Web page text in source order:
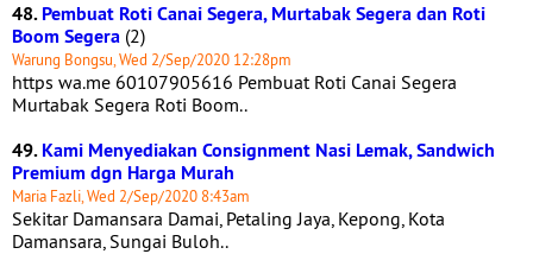
48.Pembuat Roti Canai Segera, Murtabak Segera dan Roti
Boom Segera (2)
Warung Bongsu, Wed 2/Sep/2020 12:28pm
https wa.me 60107905616 Pembuat Roti Canai Segera
Murtabak Segera Roti Boom..
49.Kami Menyediakan Consignment Nasi Lemak, Sandwich
Premium dgn Harga Murah
Maria Fazli, Wed 2/Sep/2020 8:43am
Sekitar Damansara Damai, Petaling Jaya, Kepong, Kota
Damansara, Sungai Buloh..